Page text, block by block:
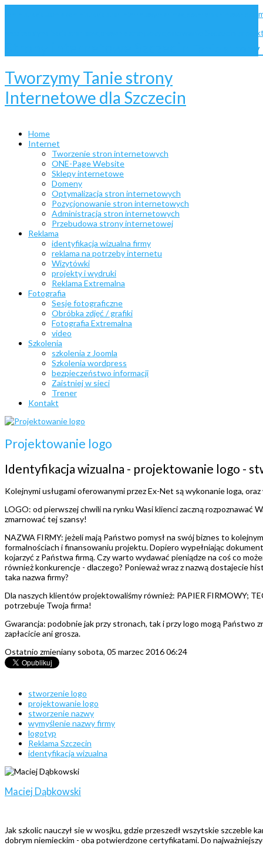
Tanie
Tworzymy Tanie strony
Internetowe dla Szczecin
Home
Internet
Tworzenie stron internetowych
ONE-Page Website
Sklepy internetowe
Domeny
Optymalizacja stron internetowych
Pozycjonowanie stron internetowych
Administracja stron internetowych
Przebudowa strony internetowej
Reklama
identyfikacja wizualna firmy
reklama na potrzeby internetu
Wizytówki
projekty i wydruki
Reklama Extremalna
Fotografia
Sesje fotograficzne
Obróbka zdjęć / grafiki
Fotografia Extremalna
video
Szkolenia
szkolenia z Joomla
Szkolenia wordpress
bezpieczeństwo informacji
Zaistniej w sieci
Trener
Kontakt
Projektowanie logo
Identyfikacja wizualna - projektowanie logo -
Kolejnymi usługami oferowanymi przez Ex-Net są wykonanie loga,
LOGO: od pierwszej chwili na rynku Wasi klienci zaczną rozpoznawać
zmarnować tej szansy!
NAZWA FIRMY: jeżeli mają Państwo pomysł na swój biznes to
formalnościach i finansowaniu projektu. Dopiero wypełniając
kojarzyć z Państwa firmą. Czy warto wydawać pieniądze na coś co
również konkurencje - dlaczego? Ponieważ wraz z nazwą dostajecie
taka nazwa firmy?
Dla naszych klientów projektowaliśmy również: PAPIER FIRMOWY;
potrzebuje Twoja firma!
Gwarancja: podobnie jak przy stronach, tak i przy logo mogą
zapłacicie ani grosza.
Ostatnio zmieniany sobota, 05 marzec 2016 06:24
stworzenie logo
projektowanie logo
stworzenie nazwy
wymyślenie nazwy firmy
logotyp
Reklama Szczecin
identyfikacja wizualna
Maciej Dąbkowski
Jak szkolic nauczył sie w wosjku, gdzie przeszedł wszytskie
dobrym niemieckim - oba potwierdzone certyfikatami. Do